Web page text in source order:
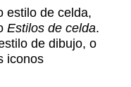
estilo de celda,
Estilos de celda.
de dibujo, o
iconos